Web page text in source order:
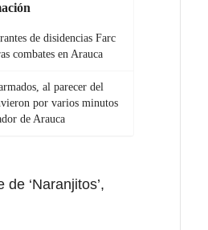
de disidencias Farc
combates en Arauca
al parecer del
por varios minutos
de Arauca
‘Naranjitos’,